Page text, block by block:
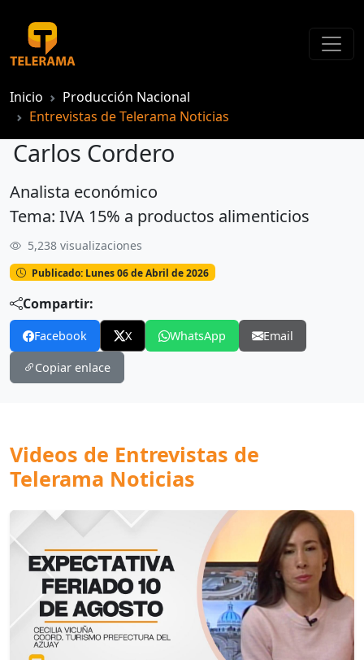
Inicio
Producción Nacional
Entrevistas de Telerama Noticias
Carlos Cordero
Carlos Cordero
Analista económico
Tema: IVA 15% a productos alimenticios
5,238 visualizaciones
Publicado: Lunes 06 de Abril de 2026
Compartir:
Facebook X WhatsApp Email
Copiar enlace
Videos de Entrevistas de
Telerama Noticias